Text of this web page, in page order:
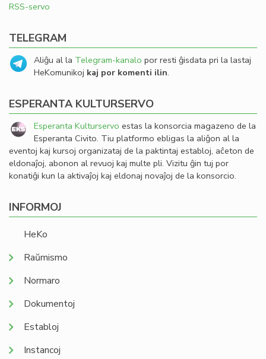
RSS-servo
TELEGRAM
Aliĝu al la Telegram-kanalo por resti ĝisdata pri la lastaj
HeKomunikoj kaj por komenti ilin.
ESPERANTA KULTURSERVO
Esperanta Kulturservo estas la konsorcia magazeno de la
Esperanta Civito. Tiu platformo ebligas la aliĝon al la
eventoj kaj kursoj organizataj de la paktintaj establoj, aĉeton de
eldonaĵoj, abonon al revuoj kaj multe pli. Vizitu ĝin tuj por
konatiĝi kun la aktivaĵoj kaj eldonaj novaĵoj de la konsorcio.
INFORMOJ
HeKo
Raŭmismo
Normaro
Dokumentoj
Establoj
Instancoj